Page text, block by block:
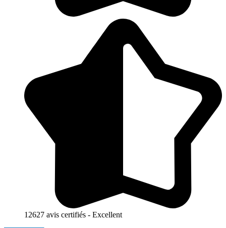
12627 avis certifiés - Excellent